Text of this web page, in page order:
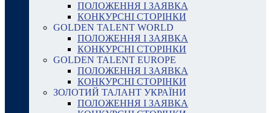
ПОЛОЖЕННЯ І ЗАЯВКА
КОНКУРСНІ СТОРІНКИ
GOLDEN TALENT WORLD
ПОЛОЖЕННЯ І ЗАЯВКА
КОНКУРСНІ СТОРІНКИ
GOLDEN TALENT EUROPE
ПОЛОЖЕННЯ І ЗАЯВКА
КОНКУРСНІ СТОРІНКИ
ЗОЛОТИЙ ТАЛАНТ УКРАЇНИ
ПОЛОЖЕННЯ І ЗАЯВКА